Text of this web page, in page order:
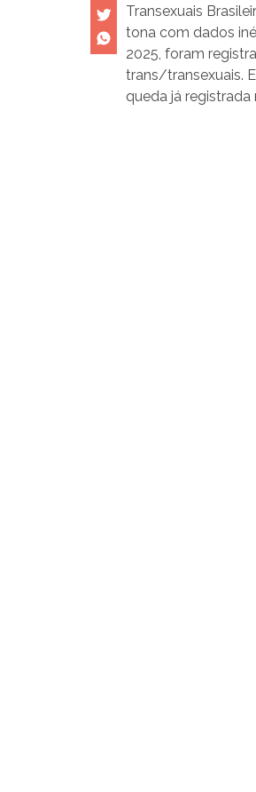
Transexuais
tona com dados
2025, foram
trans/transexuais.
queda já registrada